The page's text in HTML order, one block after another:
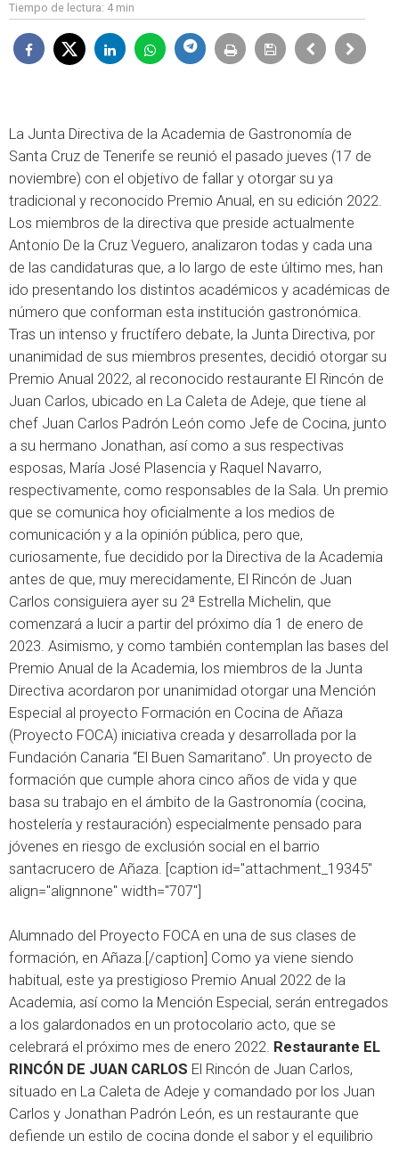
Tiempo de lectura: 4 min
La Junta Directiva de la Academia de Gastronomía de
Santa Cruz de Tenerife se reunió el pasado jueves (17 de
noviembre) con el objetivo de fallar y otorgar su ya
tradicional y reconocido Premio Anual, en su edición 2022.
Los miembros de la directiva que preside actualmente
Antonio De la Cruz Veguero, analizaron todas y cada una
de las candidaturas que, a lo largo de este último mes, han
ido presentando los distintos académicos y académicas de
número que conforman esta institución gastronómica.
Tras un intenso y fructífero debate, la Junta Directiva, por
unanimidad de sus miembros presentes, decidió otorgar su
Premio Anual 2022, al reconocido restaurante El Rincón de
Juan Carlos, ubicado en La Caleta de Adeje, que tiene al
chef Juan Carlos Padrón León como Jefe de Cocina, junto
a su hermano Jonathan, así como a sus respectivas
esposas, María José Plasencia y Raquel Navarro,
respectivamente, como responsables de la Sala. Un premio
que se comunica hoy oficialmente a los medios de
comunicación y a la opinión pública, pero que,
curiosamente, fue decidido por la Directiva de la Academia
antes de que, muy merecidamente, El Rincón de Juan
Carlos consiguiera ayer su 2ª Estrella Michelin, que
comenzará a lucir a partir del próximo día 1 de enero de
2023. Asimismo, y como también contemplan las bases del
Premio Anual de la Academia, los miembros de la Junta
Directiva acordaron por unanimidad otorgar una Mención
Especial al proyecto Formación en Cocina de Añaza
(Proyecto FOCA) iniciativa creada y desarrollada por la
Fundación Canaria “El Buen Samaritano”. Un proyecto de
formación que cumple ahora cinco años de vida y que
basa su trabajo en el ámbito de la Gastronomía (cocina,
hostelería y restauración) especialmente pensado para
jóvenes en riesgo de exclusión social en el barrio
santacrucero de Añaza. [caption id="attachment_19345"
align="alignnone" width="707"]
Alumnado del Proyecto FOCA en una de sus clases de
formación, en Añaza.[/caption] Como ya viene siendo
habitual, este ya prestigioso Premio Anual 2022 de la
Academia, así como la Mención Especial, serán entregados
a los galardonados en un protocolario acto, que se
celebrará el próximo mes de enero 2022. Restaurante EL
RINCÓN DE JUAN CARLOS El Rincón de Juan Carlos,
situado en La Caleta de Adeje y comandado por los Juan
Carlos y Jonathan Padrón León, es un restaurante que
defiende un estilo de cocina donde el sabor y el equilibrio